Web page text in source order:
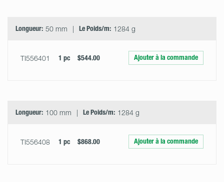
Longueur: 50 mm Le Poids/m: 1284 g
TI556401 1 pc $544.00 Ajouter à la commande
Longueur: 100 mm Le Poids/m: 1284 g
TI556408 1 pc $868.00 Ajouter à la commande